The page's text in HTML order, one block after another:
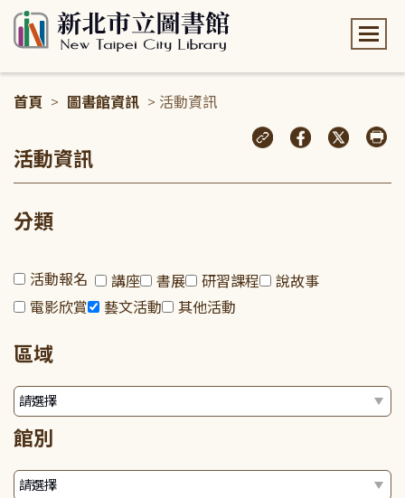
首頁 > 圖書館資訊 > 活動資訊
活動資訊
分類
活動報名 講座 書展 研習課程
說故事
電影欣賞
藝文活動 其他活動
區域
館別